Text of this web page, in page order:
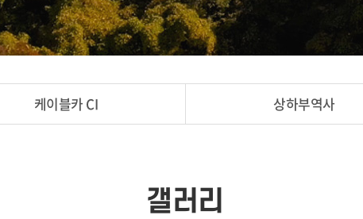
케이블카 CI 상하부역사
갤러리